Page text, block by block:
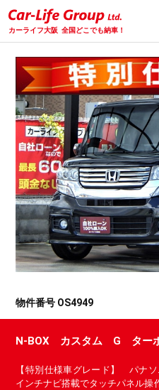
カーライフ大阪 全国どこでも納車！
物件番号 OS4949
N-BOX カスタム G ターボ
【特別仕様車グレード】 パナ
インチナビ搭載でタッチパネル